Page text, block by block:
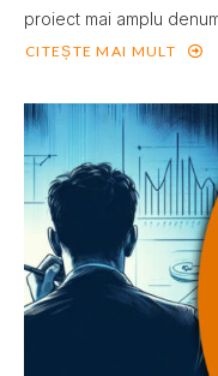
proiect mai amplu
CITEȘTE MAI MULT